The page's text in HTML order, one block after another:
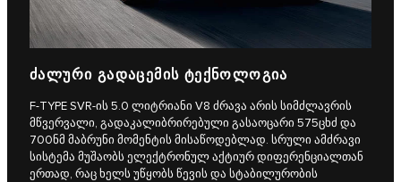
ᲫᲐᲚᲣᲠᲘ ᲒᲐᲓᲐᲪᲔᲛᲘᲡ ᲢᲔᲥᲜᲝᲚᲝᲒᲘᲐ
F‑TYPE SVR-ის 5.0 ლიტრიანი V8 ძრავა არის სიმძლავრის
მწვერვალი, გადაკალიბრირებული გასაოცარი 575ცხძ და
700ნმ მაბრუნი მომენტის მისაწოდებლად. სრული ამძრავი
სისტემა მუშაობს ელექტრონულ აქტიურ დიფერენციალთან
ერთად, რაც ხელს უწყობს წევის და სტაბილურობის